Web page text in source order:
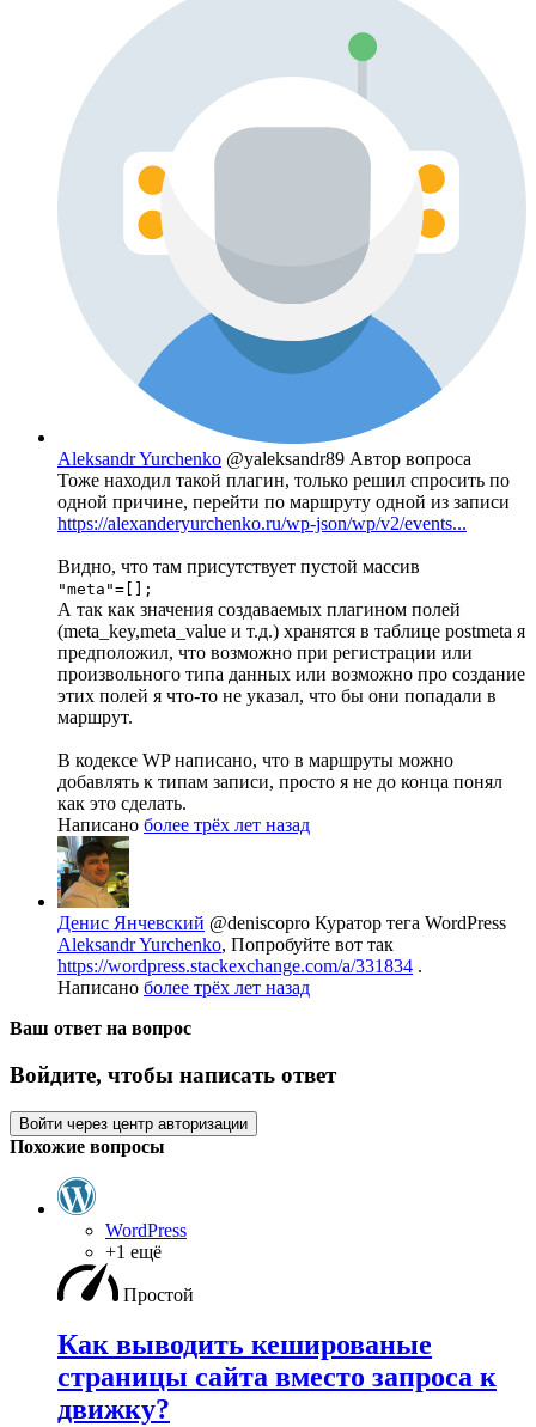
Aleksandr Yurchenko @yaleksandr89 Автор вопроса
Тоже находил такой плагин, только решил спросить по
одной причине, перейти по маршруту одной из записи
https://alexanderyurchenko.ru/wp-json/wp/v2/events...
Видно, что там присутствует пустой массив
"meta"=[];
А так как значения создаваемых плагином полей
(meta_key,meta_value и т.д.) хранятся в таблице postmeta я
предположил, что возможно при регистрации или
произвольного типа данных или возможно про создание
этих полей я что-то не указал, что бы они попадали в
маршрут.
В кодексе WP написано, что в маршруты можно
добавлять к типам записи, просто я не до конца понял
как это сделать.
Написано более трёх лет назад
Денис Янчевский @deniscopro Куратор тега WordPress
Aleksandr Yurchenko, Попробуйте вот так
https://wordpress.stackexchange.com/a/331834 .
Написано более трёх лет назад
Ваш ответ на вопрос
Войдите, чтобы написать ответ
Войти через центр авторизации
Похожие вопросы
WordPress
+1 ещё
Простой
Как выводить кешированые
страницы сайта вместо запроса к
движку?